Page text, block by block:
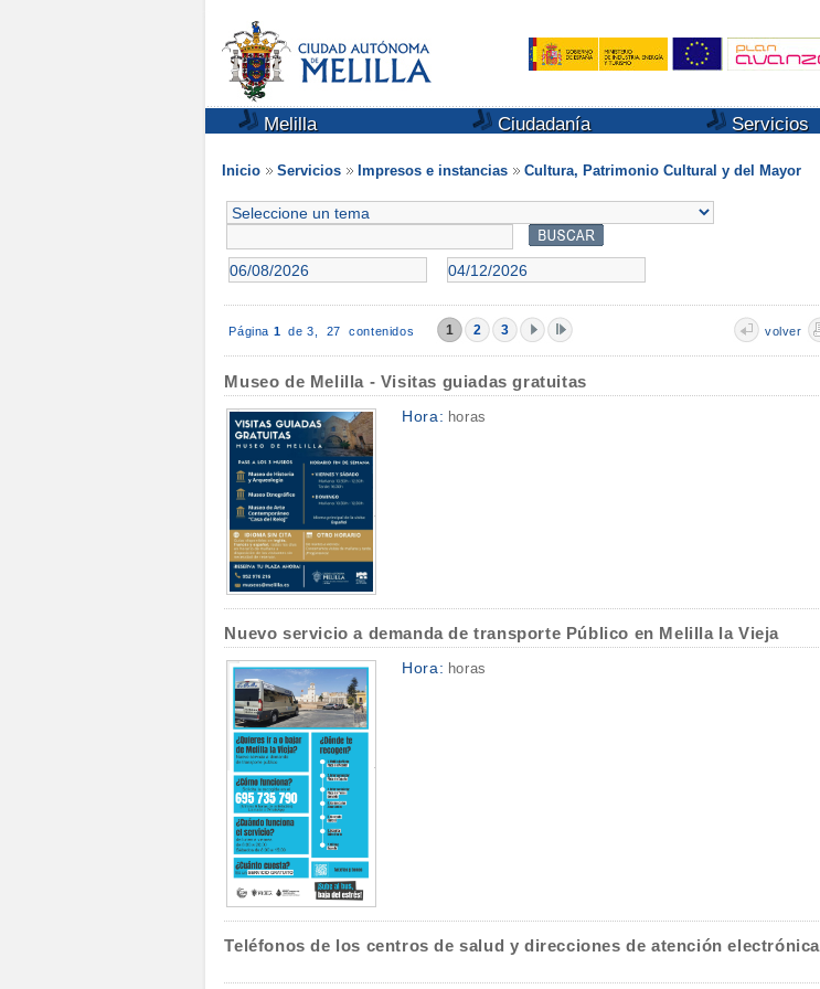
Melilla Ciudadanía Servicios
Inicio Servicios Impresos e instancias Cultura, Patrimonio Cultural y del Mayor
Página 1 de 3, 27 contenidos 1 2 3 volver
Museo de Melilla - Visitas guiadas gratuitas
Hora: horas
Nuevo servicio a demanda de transporte Público en Melilla la Vieja
Hora: horas
Teléfonos de los centros de salud y direcciones de atención electrónica